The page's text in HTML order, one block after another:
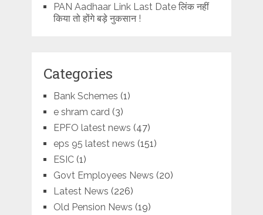
PAN Aadhaar Link Last Date लिंक नहीं
किया तो होंगे बड़े नुकसान !
Categories
Bank Schemes (1)
e shram card (3)
EPFO latest news (47)
eps 95 latest news (151)
ESIC(1)
Govt Employees News (20)
Latest News (226)
Old Pension News (19)